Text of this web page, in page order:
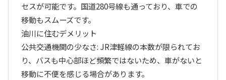
セスが可能です。国道280号線も通っており、車での
移動もスムーズです。
油川に住むデメリット
公共交通機関の少なさ: JR津軽線の本数が限られてお
り、バスも中心部ほど頻繁ではないため、車がないと
移動に不便を感じる場合があります。